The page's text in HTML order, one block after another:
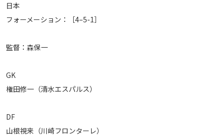
日本
フォーメーション：［4–5-1］
監督：森保一
GK
権田修一（清水エスパルス）
DF
山根視来（川崎フロンターレ）